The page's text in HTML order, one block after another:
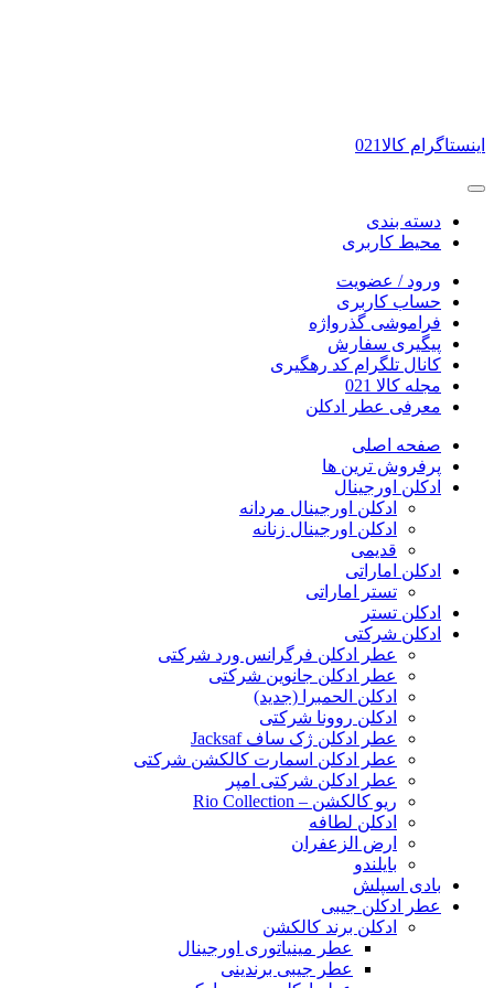
اینستاگرام کالا021
دسته بندی
محیط کاربری
ورود / عضویت
حساب کاربری
فراموشی گذرواژه
پیگیری سفارش
کانال تلگرام کد رهگیری
مجله کالا 021
معرفی عطر ادکلن
صفحه اصلی
پرفروش ترین ها
ادکلن اورجینال
ادکلن اورجینال مردانه
ادکلن اورجینال زنانه
قدیمی
ادکلن اماراتی
تستر اماراتی
ادکلن تستر
ادکلن شرکتی
عطر ادکلن فرگرانس ورد شرکتی
عطر ادکلن جانوین شرکتی
ادکلن الحمبرا (جدید)
ادکلن روونا شرکتی
عطر ادکلن ژک‌ ساف Jacksaf
عطر ادکلن اسمارت کالکشن شرکتی
عطر ادکلن شرکتی امپر
ریو کالکشن – Rio Collection
ادکلن لطافه
ارض الزعفران
بایلندو
بادی اسپلش
عطر ادکلن جیبی
ادکلن برند کالکشن
عطر مینیاتوری اورجینال
عطر جیبی برندینی